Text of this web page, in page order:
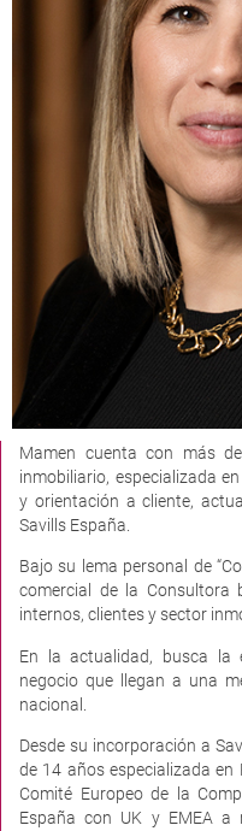
Mamen cuenta con más
inmobiliario, especializada
y orientación a cliente,
Savills España.
Bajo su lema personal de
comercial de la Consultora
internos, clientes y sector
En la actualidad, busca la
negocio que llegan a una
nacional.
Desde su incorporación a
de 14 años especializada
Comité Europeo de la
España con UK y EMEA a